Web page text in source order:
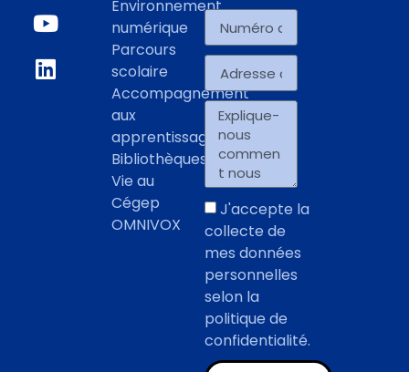
Environnement
numérique
Parcours
scolaire
Accompagnement
aux
apprentissages
Bibliothèques
Vie au
Cégep
OMNIVOX
J'accepte la
collecte de
mes données
personnelles
selon la
politique de
confidentialité.